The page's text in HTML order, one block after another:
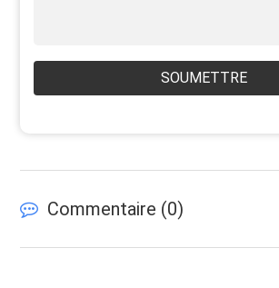
SOUMETTRE
Commentaire (0)